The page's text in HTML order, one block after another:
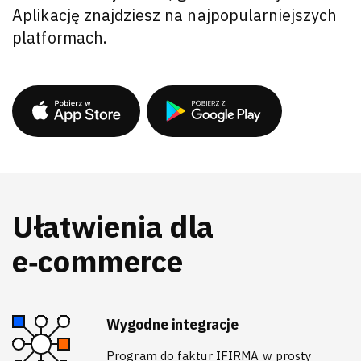
Aplikację znajdziesz na najpopularniejszych
platformach.
Ułatwienia dla
e‑commerce
Wygodne integracje
Program do faktur IFIRMA w prosty